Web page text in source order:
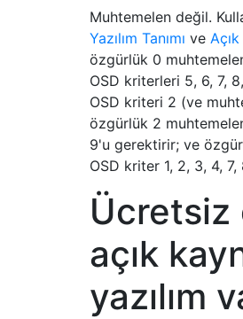
Muhtemelen değil.
Yazılım Tanımı ve
özgürlük 0
OSD kriterleri 5, 6, 7,
OSD kriteri 2 (ve
özgürlük 2
9'u gerektirir; ve
OSD kriter 1, 2, 3, 4,
Ücretsiz
açık
yazılım